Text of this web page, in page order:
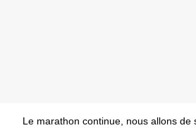
Le marathon continue, nous allons de